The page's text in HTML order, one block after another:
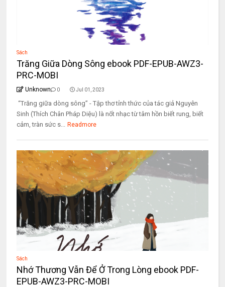
Sách
Trăng Giữa Dòng Sông ebook PDF-EPUB-AWZ3-
PRC-MOBI
Unknown 0 Jul 01, 2023
“Trăng giữa dòng sông” - Tập thơ tỉnh thức của tác giả Nguyên
Sinh (Thích Chân Pháp Diệu) là nốt nhạc từ tâm hồn biết rung, biết
cảm, tràn sức s... Readmore
Sách
Nhớ Thương Vẫn Để Ở Trong Lòng ebook PDF-
EPUB-AWZ3-PRC-MOBI